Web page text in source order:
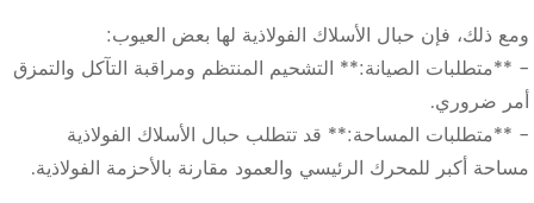
ومع ذلك، فإن حبال الأسلاك الفولاذية لها بعض العيوب:
- **متطلبات الصيانة:** التشحيم المنتظم ومراقبة التآكل والتمزق
أمر ضروري.
- **متطلبات المساحة:** قد تتطلب حبال الأسلاك الفولاذية
مساحة أكبر للمحرك الرئيسي والعمود مقارنة بالأحزمة الفولاذية.